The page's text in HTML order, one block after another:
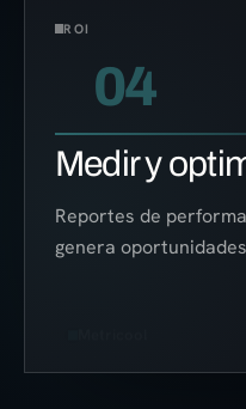
ROI
04
Medir y
Reportes de
genera